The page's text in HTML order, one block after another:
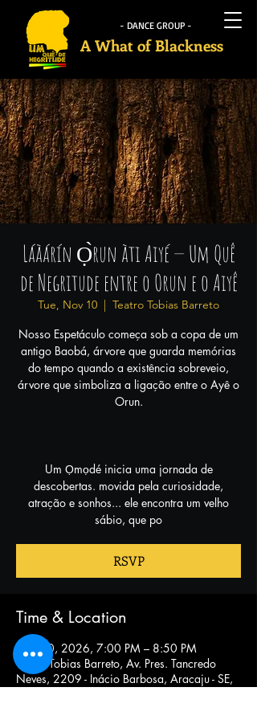
- DANCE GROUP -
A What of Blackness
Láàárín Ọ̀run àti Aiyé — Um Quê
de Negritude entre o Orun e o Aiyê
Tue, Nov 10
  |
Teatro Tobias Barreto
Nosso Espetáculo começa sob a copa de um
antigo Baobá, árvore que guarda memórias
do tempo quando a existência sobreveio,
árvore que simboliza a ligação entre o Ayê o
Orun.
Um Ọmọdé inicia uma jornada de
descobertas. movida pela curiosidade,
atração e sonhos... ele encontra um velho
sábio, que po
RSVP
Time & Location
Nov 10, 2026, 7:00 PM – 8:50 PM
Teatro Tobias Barreto, Av. Pres. Tancredo
Neves, 2209 - Inácio Barbosa, Aracaju - SE,